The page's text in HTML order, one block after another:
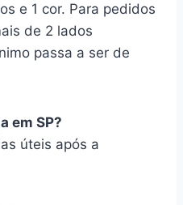
e 1 cor. Para pedidos
de 2 lados
passa a ser de
em SP?
úteis após a